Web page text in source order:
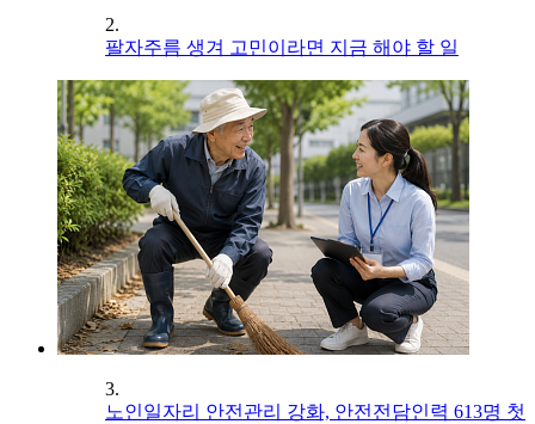
2.
팔자주름 생겨 고민이라면 지금 해야 할 일
3.
노인일자리 안전관리 강화, 안전전담인력 613명 첫